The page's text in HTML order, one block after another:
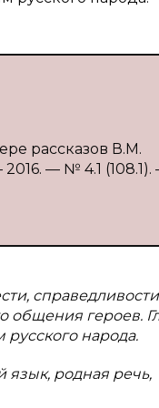
рассказов В.М.
— № 4.1 (108.1).
справедливости
общения героев.
народа.
язык, родная речь,